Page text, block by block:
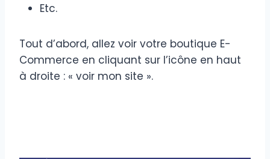
Etc.
Tout d’abord, allez voir votre boutique E-
Commerce en cliquant sur l’icône en haut
à droite : « voir mon site ».